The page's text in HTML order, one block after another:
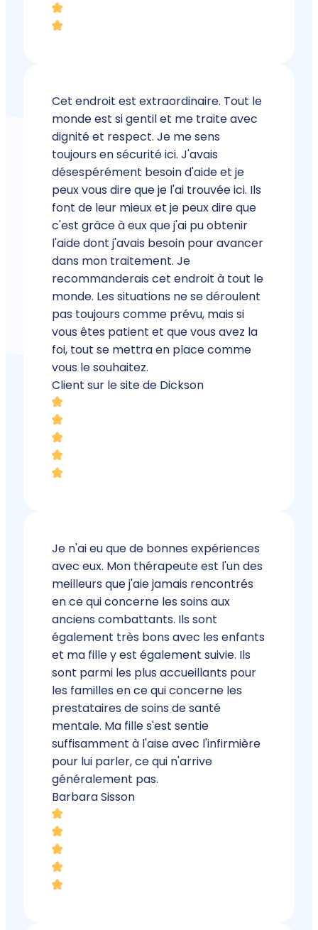
Cet endroit est extraordinaire. Tout le
monde est si gentil et me traite avec
dignité et respect. Je me sens
toujours en sécurité ici. J'avais
désespérément besoin d'aide et je
peux vous dire que je l'ai trouvée ici. Ils
font de leur mieux et je peux dire que
c'est grâce à eux que j'ai pu obtenir
l'aide dont j'avais besoin pour avancer
dans mon traitement. Je
recommanderais cet endroit à tout le
monde. Les situations ne se déroulent
pas toujours comme prévu, mais si
vous êtes patient et que vous avez la
foi, tout se mettra en place comme
vous le souhaitez.
Client sur le site de Dickson
Je n'ai eu que de bonnes expériences
avec eux. Mon thérapeute est l'un des
meilleurs que j'aie jamais rencontrés
en ce qui concerne les soins aux
anciens combattants. Ils sont
également très bons avec les enfants
et ma fille y est également suivie. Ils
sont parmi les plus accueillants pour
les familles en ce qui concerne les
prestataires de soins de santé
mentale. Ma fille s'est sentie
suffisamment à l'aise avec l'infirmière
pour lui parler, ce qui n'arrive
généralement pas.
Barbara Sisson